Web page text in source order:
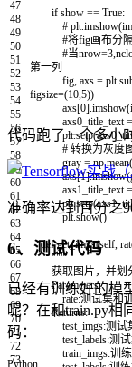
47
48
49
50
51
52
53
54
55
56
57
58
59
60
61
62
63
64
65
66
67
68
69
70
71
72
73
if show == True:
#
#将fig画布分
#当
第一列
fig, axs = plt.
figsize=(10,5))
axs[0].imshow(
axs0_title_text =
plt.setp(
# 转换为灰度
gray = np.mean(
axs[1].imshow(
axs1_title_text =
plt.setp(
plt.show()
def get_imgs(self,
"""
获取图片，并划
Parameters:
rate:测试集和训练
Returns:
test_imgs:测试
test_labels:测试
train_imgs:训练
代码跑了一个多小
准确率达到百分之
6、测试代码
已经有训练好的模
呢？在和train.py相
码：
Python